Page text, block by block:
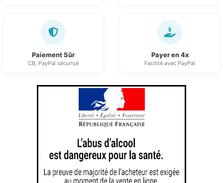
Paiement Sûr
CB, PayPal sécurisé
Payer en 4x
Facilité avec PayPal